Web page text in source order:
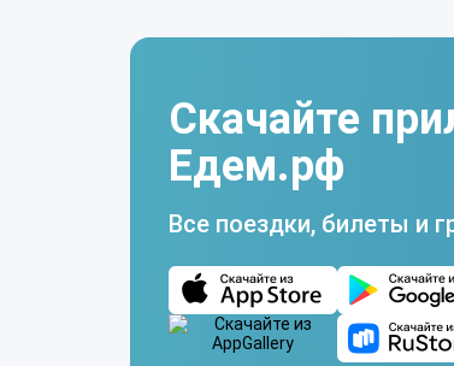
Скачайте
Едем.рф
Все поездки, билеты и